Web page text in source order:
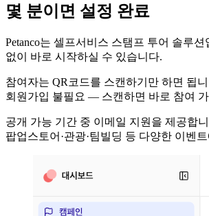
몇 분이면 설정 완료
Petanco는 셀프서비스 스탬프 투어 솔루
없이 바로 시작하실 수 있습니다.
참여자는 QR코드를 스캔하기만 하면 됩
회원가입 불필요 — 스캔하면 바로 참여
공개 가능 기간 중 이메일 지원을 제공합니
팝업스토어·관광·팀빌딩 등 다양한 이벤